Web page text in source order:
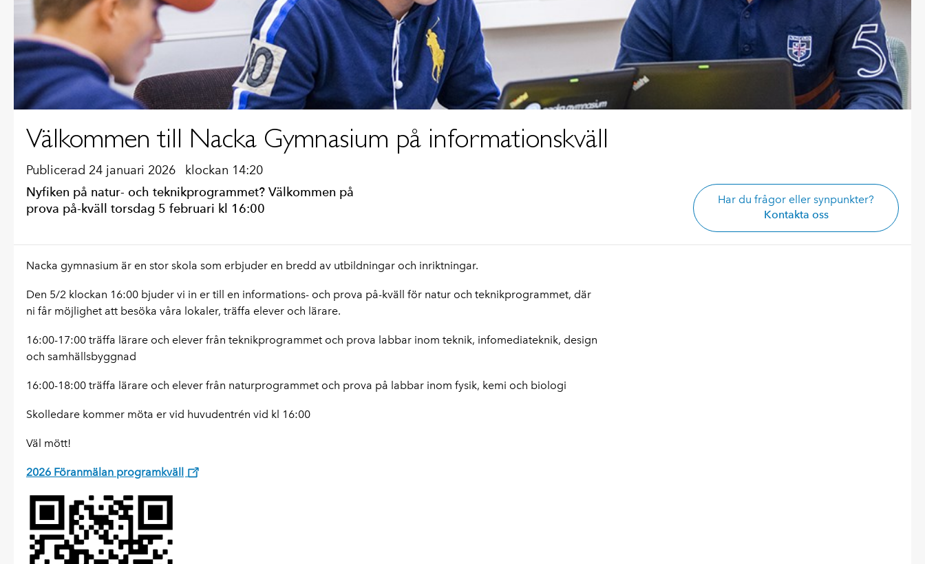
Välkommen till Nacka Gymnasium på informationskväll
Publicerad 24 januari 2026 klockan 14:20
Nyfiken på natur- och teknikprogrammet? Välkommen på
prova på-kväll torsdag 5 februari kl 16:00
Har du frågor eller synpunkter?
Kontakta oss
Nacka gymnasium är en stor skola som erbjuder en bredd av utbildningar och inriktningar.
Den 5/2 klockan 16:00 bjuder vi in er till en informations- och prova på-kväll för natur och teknikprogrammet, där
ni får möjlighet att besöka våra lokaler, träffa elever och lärare.
16:00-17:00 träffa lärare och elever från teknikprogrammet och prova labbar inom teknik, infomediateknik, design
och samhällsbyggnad
16:00-18:00 träffa lärare och elever från naturprogrammet och prova på labbar inom fysik, kemi och biologi
Skolledare kommer möta er vid huvudentrén vid kl 16:00
Väl mött!
2026 Föranmälan programkväll